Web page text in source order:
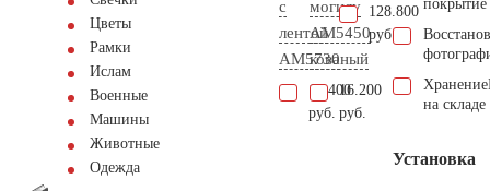
Цветы
Рамки
Ислам
Военные
Машины
Животные
Одежда
с
лентой
AM5730
10.400
руб.
могилу
AM5450
кованый
16.200
руб.
128.800
руб.
покрытие
Хранение
на складе
Установка